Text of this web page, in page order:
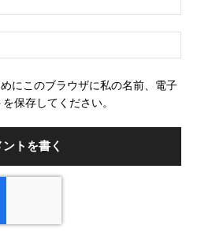
メ
ー
ェ
にこのブラウザに私の名前、電子
保存してください。